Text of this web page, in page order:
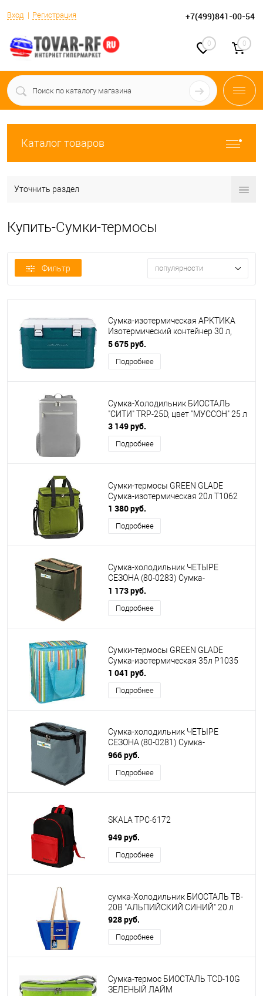
Вход Регистрация +7(499)841-00-54
0 0
Каталог товаров
Уточнить раздел
Купить-Сумки-термосы
Фильтр популярности
Сумка-изотермическая АРКТИКА
Изотермический контейнер 30 л,
арт. 2000-30 (аквамарин)
5 675 руб.
Подробнее
Сумка-Холодильник БИОСТАЛЬ
"СИТИ" TRP-25D, цвет "МУССОН" 25 л
3 149 руб.
Подробнее
Сумки-термосы GREEN GLADE
Сумка-изотермическая 20л T1062
1 380 руб.
Подробнее
Сумка-холодильник ЧЕТЫРЕ
СЕЗОНА (80-0283) Сумка-
холодильник (термосумка) 15л, 2
слоя утепления
1 173 руб.
Подробнее
Сумки-термосы GREEN GLADE
Сумка-изотермическая 35л Р1035
1 041 руб.
Подробнее
Сумка-холодильник ЧЕТЫРЕ
СЕЗОНА (80-0281) Сумка-
холодильник (термосумка) 6л, 2
слоя утепления
966 руб.
Подробнее
SKALA ТРС-6172
949 руб.
Подробнее
сумка-Холодильник БИОСТАЛЬ TB-
20B "АЛЬПИЙСКИЙ СИНИЙ" 20 л
928 руб.
Подробнее
Сумка-термос БИОСТАЛЬ TCD-10G
ЗЕЛЕНЫЙ ЛАЙМ